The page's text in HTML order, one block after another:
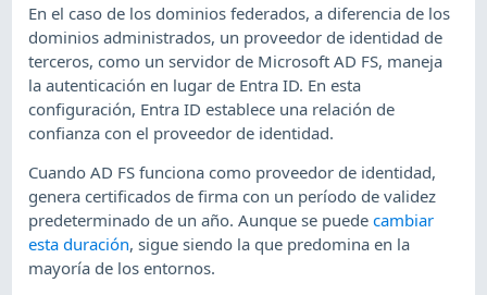
En el caso de los dominios federados, a diferencia de los
dominios administrados, un proveedor de identidad de
terceros, como un servidor de Microsoft AD FS, maneja
la autenticación en lugar de Entra ID. En esta
configuración, Entra ID establece una relación de
confianza con el proveedor de identidad.
Cuando AD FS funciona como proveedor de identidad,
genera certificados de firma con un período de validez
predeterminado de un año. Aunque se puedecambiar
esta duración, sigue siendo la que predomina en la
mayoría de los entornos.